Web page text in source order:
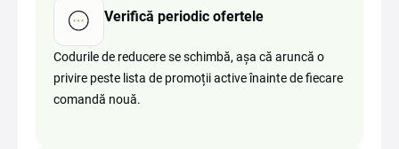
Verifică periodic ofertele
Codurile de reducere se schimbă, așa că aruncă o
privire peste lista de promoții active înainte de fiecare
comandă nouă.